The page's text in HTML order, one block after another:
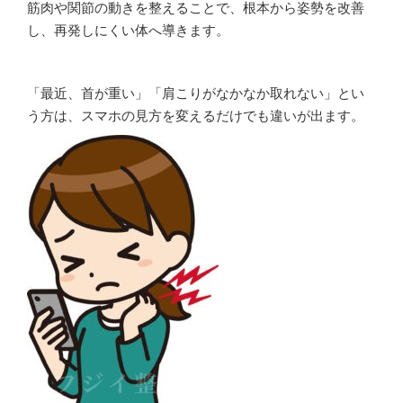
筋肉や関節の動きを整えることで、根本から姿勢を改善
し、再発しにくい体へ導きます。
「最近、首が重い」「肩こりがなかなか取れない」とい
う方は、スマホの見方を変えるだけでも違いが出ます。